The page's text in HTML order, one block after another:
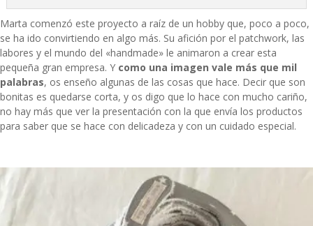
Marta comenzó este proyecto a raíz de un hobby que, poco a poco,
se ha ido convirtiendo en algo más. Su afición por el patchwork, las
labores y el mundo del «handmade» le animaron a crear esta
pequeña gran empresa. Y como una imagen vale más que mil
palabras, os enseño algunas de las cosas que hace. Decir que son
bonitas es quedarse corta, y os digo que lo hace con mucho cariño,
no hay más que ver la presentación con la que envía los productos
para saber que se hace con delicadeza y con un cuidado especial.